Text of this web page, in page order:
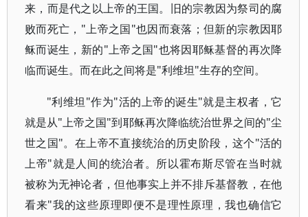
来，而是代之以上帝的王国。旧的宗教因为祭司的腐
败而死亡，"上帝之国"也因而衰落；但新的宗教因耶
稣而诞生，新的"上帝之国"也将因耶稣基督的再次降
临而诞生。而在此之间将是"利维坦"生存的空间。
"利维坦"作为"活的上帝的诞生"就是主权者，它
就是从"上帝之国"到耶稣再次降临统治世界之间的"尘
世之国"。在上帝不直接统治的历史阶段，这个"活的
上帝"就是人间的统治者。所以霍布斯尽管在当时就
被称为无神论者，但他事实上并不排斥基督教，在他
看来"我的这些原理即便不是理性原理，我也确信它